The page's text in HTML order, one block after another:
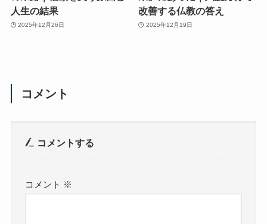
人生の結果
2025年12月26日
改善する仏教の答え
2025年12月19日
コメント
コメントする
コメント ※